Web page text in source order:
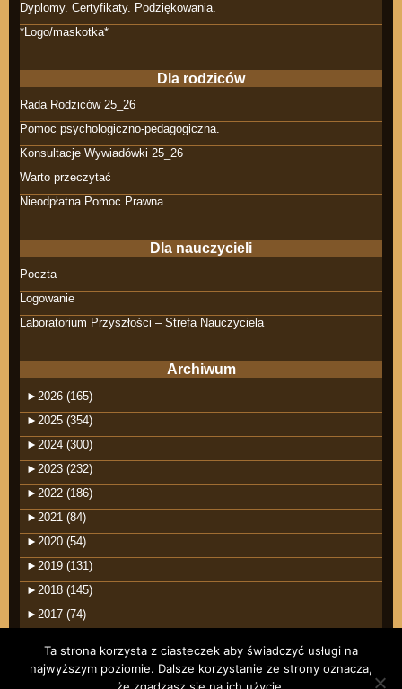
Dyplomy. Certyfikaty. Podziękowania.
*Logo/maskotka*
Dla rodziców
Rada Rodziców 25_26
Pomoc psychologiczno-pedagogiczna.
Konsultacje Wywiadówki 25_26
Warto przeczytać
Nieodpłatna Pomoc Prawna
Dla nauczycieli
Poczta
Logowanie
Laboratorium Przyszłości – Strefa Nauczyciela
Archiwum
► 2026 (165)
► 2025 (354)
► 2024 (300)
► 2023 (232)
► 2022 (186)
► 2021 (84)
► 2020 (54)
► 2019 (131)
► 2018 (145)
► 2017 (74)
Ta strona korzysta z ciasteczek aby świadczyć usługi na
najwyższym poziomie. Dalsze korzystanie ze strony oznacza,